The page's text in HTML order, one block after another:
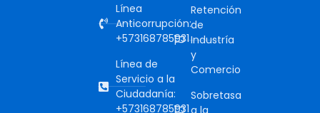
Línea
Anticorrupción:
+573168785931
Línea de
Servicio a la
Ciudadanía:
+573168785931
Retención
de
Industría
y
Comercio
Sobretasa
a la